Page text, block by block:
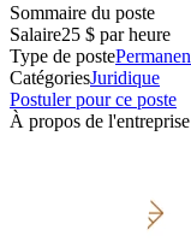
Sommaire du poste
Salaire25 $ par heure
Type de poste
CatégoriesJuridique
Postuler pour ce poste
À propos de l'entreprise